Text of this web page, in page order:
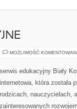
MOŻLIWOŚĆ
serwis edukacyjny Biały
internetowa, która została
rodzicach, nauczycielach,
zainteresowanych